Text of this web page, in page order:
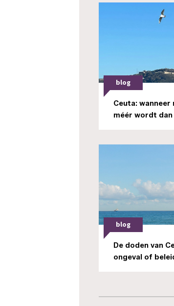
blog
Ceuta:
méér wordt
blog
De doden van
ongeval of